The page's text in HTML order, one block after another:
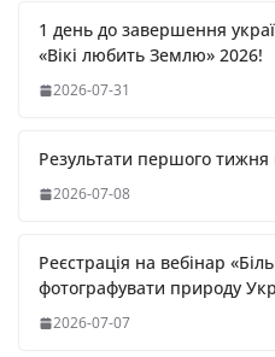
1 день до завершення
«Вікі любить Землю» 2026!
2026-07-31
Результати першого тижня
2026-07-08
Реєстрація на вебінар
фотографувати природу
2026-07-07